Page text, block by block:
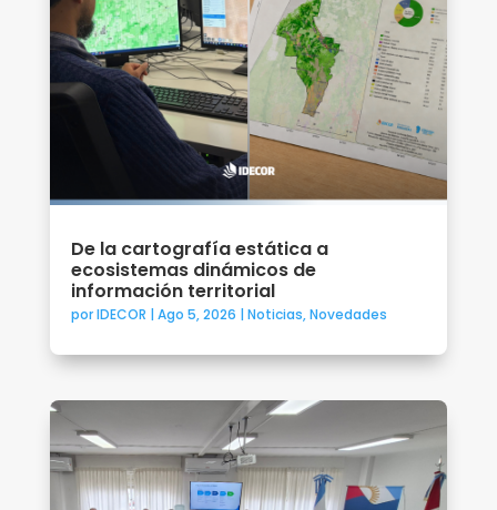
De la cartografía estática a
ecosistemas dinámicos de
información territorial
porIDECOR | Ago 5, 2026 | Noticias,Novedades